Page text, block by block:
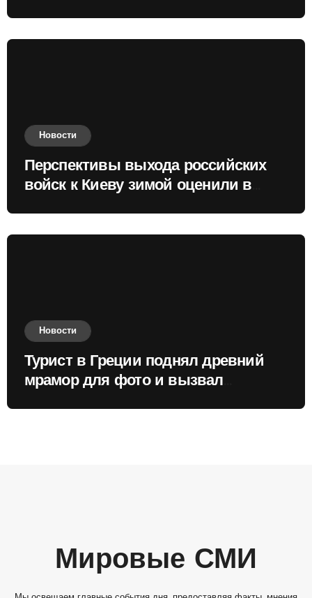
Новости
Перспективы выхода российских
войск к Киеву зимой оценили в
Новости
Турист в Греции поднял древний
мрамор для фото и вызвал
Мировые СМИ